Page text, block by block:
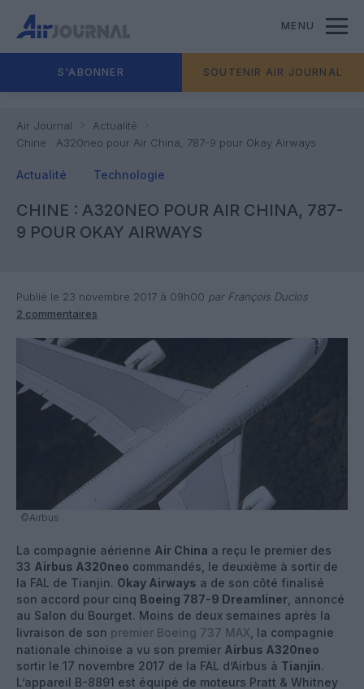
MENU
S'ABONNER SOUTENIR AIR JOURNAL
Air Journal
Actualité
Chine : A320neo pour Air China, 787-9 pour Okay Airways
Actualité Technologie
CHINE : A320NEO POUR AIR CHINA, 787-
9 POUR OKAY AIRWAYS
Publié le 23 novembre 2017 à 09h00 par François Duclos
2 commentaires
©Airbus
La compagnie aérienne Air China a reçu le premier des
33 Airbus A320neo commandés, le deuxième à sortir de
la FAL de Tianjin. Okay Airways a de son côté finalisé
son accord pour cinq Boeing 787-9 Dreamliner , annoncé
au Salon du Bourget. Moins de deux semaines après la
livraison de son premier Boeing 737 MAX , la compagnie
nationale chinoise a vu son premier Airbus A320neo
sortir le 17 novembre 2017 de la FAL d’Airbus à Tianjin.
L’appareil B-8891 est équipé de moteurs Pratt & Whitney